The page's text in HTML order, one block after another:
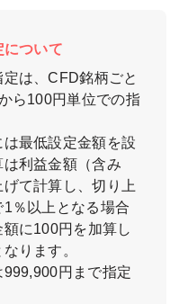
ついて
は、CFD銘柄ごと
ら100円単位での指
最低設定金額を設
利益金額（含み
て計算し、切り上
％以上となる場合
に100円を加算し
ります。
円まで指定